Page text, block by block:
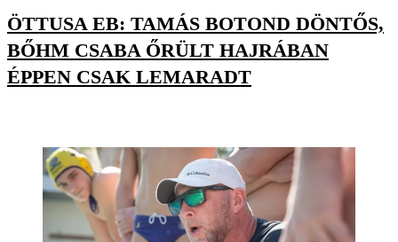
ÖTTUSA EB: TAMÁS BOTOND DÖNTŐS,
BŐHM CSABA ŐRÜLT HAJRÁBAN
ÉPPEN CSAK LEMARADT